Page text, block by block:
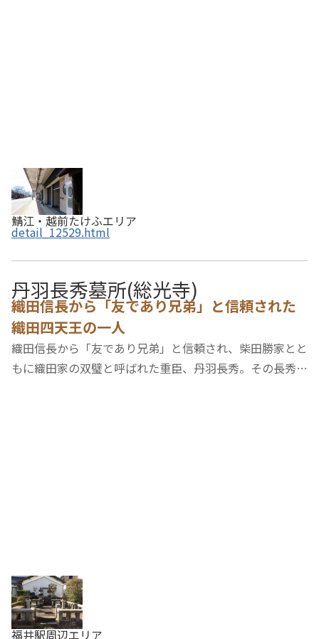
鯖江・越前たけふエリア
detail_12529.html
丹羽長秀墓所(総光寺)
織田信長から「友であり兄弟」と信頼された
織田四天王の一人
織田信長から「友であり兄弟」と信頼され、柴田勝家とと
もに織田家の双璧と呼ばれた重臣、丹羽長秀。その長秀の
福井駅周辺エリア